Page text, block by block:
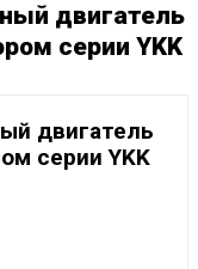
двигатель
серии YKK
двигатель
серии YKK